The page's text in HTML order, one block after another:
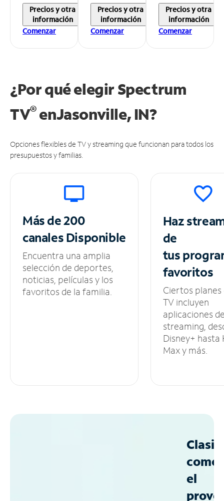
Precios y otra
información
Comenzar
Precios y otra
información
Comenzar
Precios y otra
información
Comenzar
¿Por qué elegir Spectrum
TV®enJasonville, IN?
Opciones flexibles de TV y streaming que funcionan para todos los
presupuestos y familias.
Más de 200
canalesDisponible
Encuentra una amplia
selección de deportes,
noticias, películas y los
favoritos de la familia.
Haz
de
tus
favoritos
Ciertos planes
TV incluyen
aplicaciones
streaming,
Disney+ hasta
Max y más.
como
el